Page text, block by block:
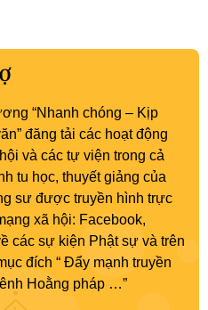
“Nhanh chóng – Kịp
đăng tải các hoạt động
và các tự viện trong cả
tu học, thuyết giảng của
sư được truyền hình trực
xã hội: Facebook,
các sự kiện Phật sự và trên
đích “ Đẩy mạnh truyền
Hoằng pháp …”